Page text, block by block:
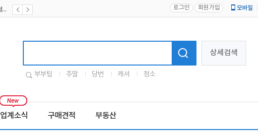
[공지] [호텔업] 개인정보 처리방침 개정본2 (19.09.02) 로그인 회원가입 모바일
상세검색
부부팀 주말 당번 캐셔 청소
업계소식 구매견적 부동산